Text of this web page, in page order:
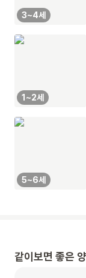
3~4세
1~2세
5~6세
같이보면 좋은